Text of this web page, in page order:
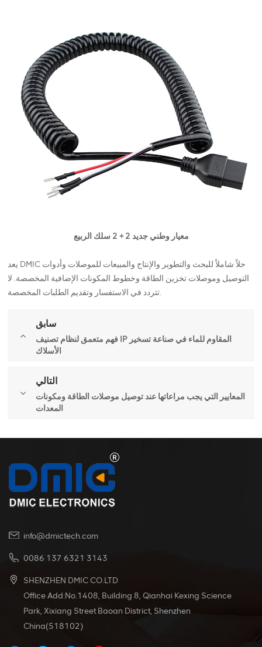
معيار وطني جديد 2 + 2 سلك الربيع
يعد DMIC حلاً شاملاً للبحث والتطوير والإنتاج والمبيعات للموصلات وأدوات
التوصيل وموصلات تخزين الطاقة وخطوط المكونات الإضافية المخصصة. لا
تتردد في الاستفسار وتقديم الطلبات المخصصة.
سابق
فهم متعمق لنظام تصنيف IP المقاوم للماء في صناعة تسخير
الأسلاك
التالي
المعايير التي يجب مراعاتها عند توصيل موصلات الطاقة ومكونات
المعدات
info@dmictech.com
0086 137 6321 3143
SHENZHEN DMIC CO.LTD
Office Add:No.1408, Building 8, Qianhai Kexing Science
Park, Xixiang Street Baoan District, Shenzhen
China(518102)